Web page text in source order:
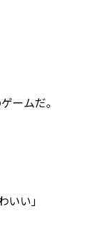
ームだ。
い」